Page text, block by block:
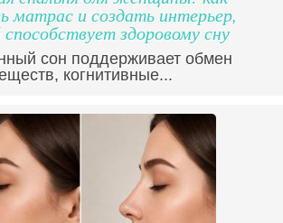
матрас и создать интерьер,
здоровому сну
сон поддерживает обмен
когнитивные...